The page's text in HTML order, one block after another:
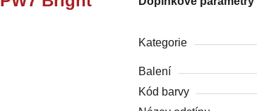
Kategorie
Balení
Kód barvy